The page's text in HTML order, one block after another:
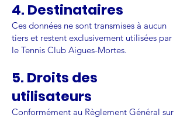
4. Destinataires
Ces données ne sont transmises à aucun
tiers et restent exclusivement utilisées par
le Tennis Club Aigues-Mortes.
5. Droits des
utilisateurs
Conformément au Règlement Général sur